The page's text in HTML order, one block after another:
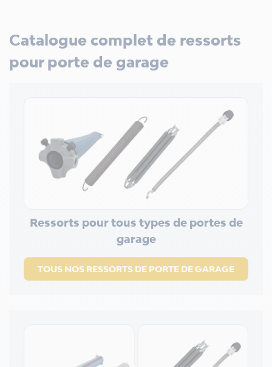
Catalogue complet de ressorts
pour porte de garage
Ressorts pour tous types de portes de
garage
TOUS NOS RESSORTS DE PORTE DE GARAGE